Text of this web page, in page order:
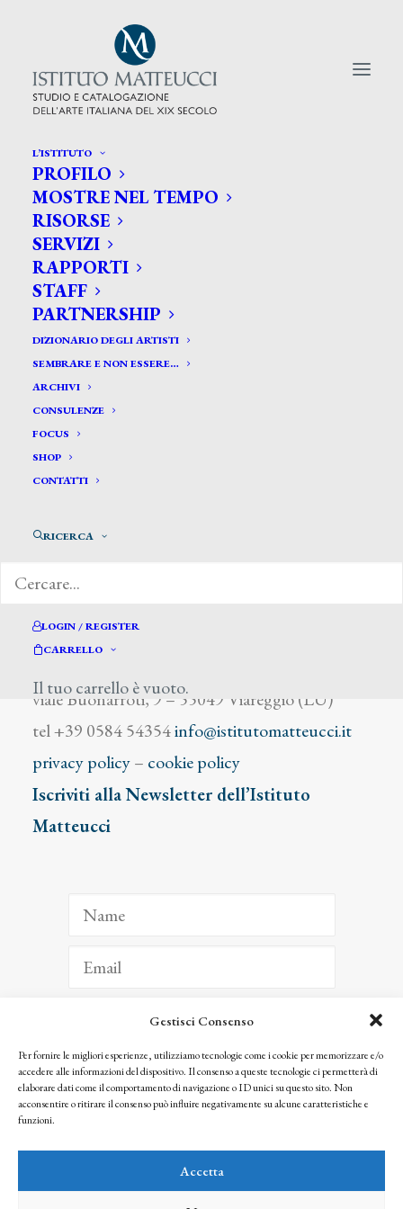
Gestisci Consenso
Per fornire le migliori esperienze, utilizziamo tecnologie come i cookie per memorizzare e/o
accedere alle informazioni del dispositivo. Il consenso a queste tecnologie ci permetterà di
elaborare dati come il comportamento di navigazione o ID unici su questo sito. Non
acconsentire o ritirare il consenso può influire negativamente su alcune caratteristiche e
funzioni.
Accetta
L’ISTITUTO
PROFILO
MOSTRE NEL TEMPO
RISORSE
SERVIZI
RAPPORTI
STAFF
PARTNERSHIP
DIZIONARIO DEGLI ARTISTI
SEMBRARE E NON ESSERE…
ARCHIVI
CONSULENZE
FOCUS
SHOP
CONTATTI
RICERCA
LOGIN / REGISTER
CARRELLO
Il tuo carrello è vuoto.
CERCA TRA GLI ARTISTI:
Search
for:
Ciampi Alimondo
viale Buonarroti, 9 – 55049 Viareggio (LU)
tel +39 0584 54354info@istitutomatteucci.it
privacy policy– cookie policy
Iscriviti alla Newsletter dell’Istituto
Matteucci
ISCRIVITI
Facendo clic per iscriverti, riconosci che le tue informazioni saranno trattate
seguendo la nostra Privacy Policy
© 2025 Istituto Matteucci. All right reserved
l’autorizzazione scritta dei proprietari dei diritti e dell’Istituto Matteucci